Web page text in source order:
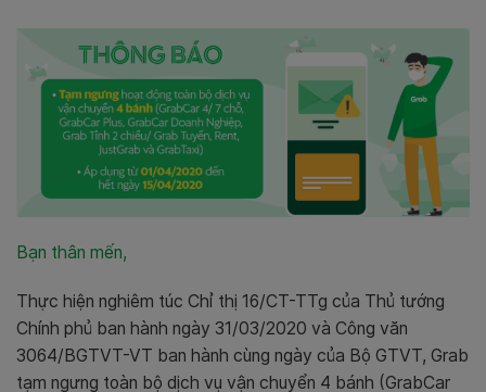
Bạn thân mến,
Thực hiện nghiêm túc Chỉ thị 16/CT-TTg của Thủ tướng
Chính phủ ban hành ngày 31/03/2020 và Công văn
3064/BGTVT-VT ban hành cùng ngày của Bộ GTVT, Grab
tạm ngưng toàn bộ dịch vụ vận chuyển 4 bánh (GrabCar